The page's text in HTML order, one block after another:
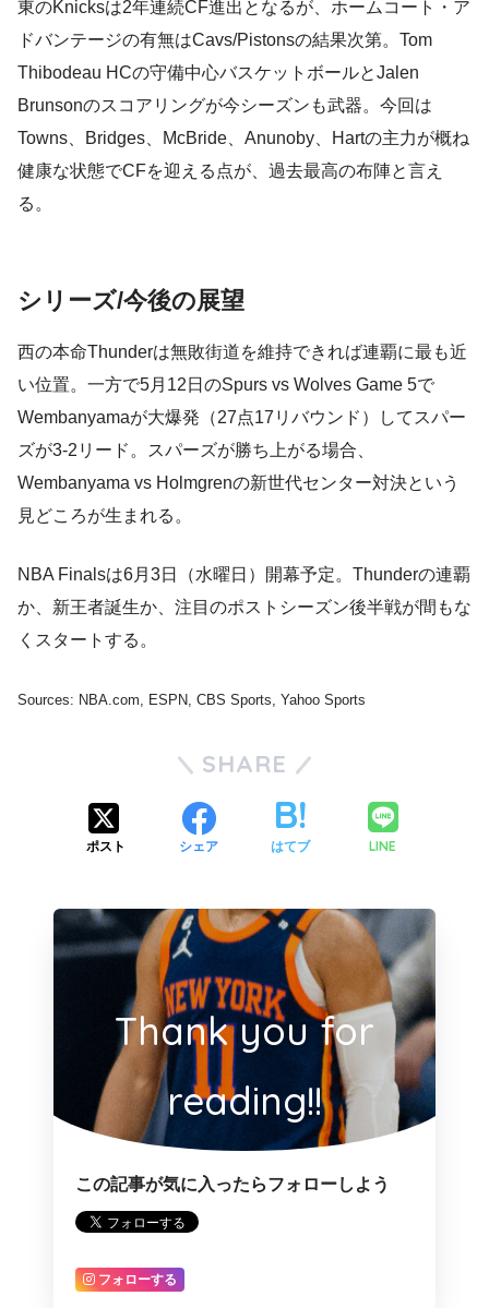
東のKnicksは2年連続CF進出となるが、ホームコート・ア
ドバンテージの有無はCavs/Pistonsの結果次第。Tom
Thibodeau HCの守備中心バスケットボールとJalen
Brunsonのスコアリングが今シーズンも武器。今回は
Towns、Bridges、McBride、Anunoby、Hartの主力が概ね
健康な状態でCFを迎える点が、過去最高の布陣と言え
る。
シリーズ/今後の展望
西の本命Thunderは無敗街道を維持できれば連覇に最も近
い位置。一方で5月12日のSpurs vs Wolves Game 5で
Wembanyamaが大爆発（27点17リバウンド）してスパー
ズが3-2リード。スパーズが勝ち上がる場合、
Wembanyama vs Holmgrenの新世代センター対決という
見どころが生まれる。
NBA Finalsは6月3日（水曜日）開幕予定。Thunderの連覇
か、新王者誕生か、注目のポストシーズン後半戦が間もな
くスタートする。
Sources: NBA.com, ESPN, CBS Sports, Yahoo Sports
SHARE
ポスト シェア はてブ LINE
Thank you for
reading!!
この記事が気に入ったらフォローしよう
フォローする